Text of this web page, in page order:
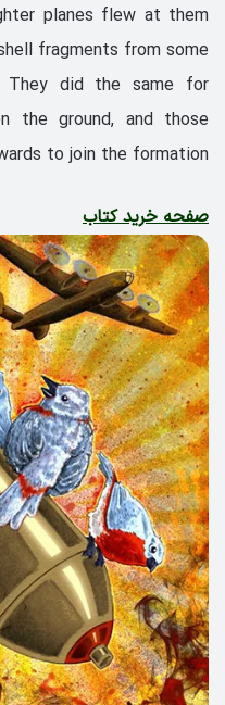
planes flew at them
fragments from some
They did the same for
the ground, and those
to join the formation.
صفحه خرید کتاب